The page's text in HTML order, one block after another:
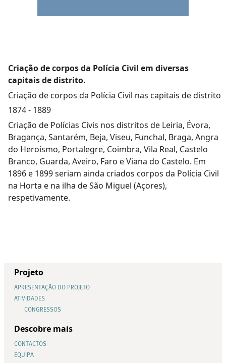
Criação de corpos da Polícia Civil em diversas
capitais de distrito.
Criação de corpos da Polícia Civil nas capitais de distrito
1874- 1889
Criação de Polícias Civis nos distritos de Leiria, Évora,
Bragança, Santarém, Beja, Viseu, Funchal, Braga, Angra
do Heroísmo, Portalegre, Coimbra, Vila Real, Castelo
Branco, Guarda, Aveiro, Faro e Viana do Castelo. Em
1896 e 1899 seriam ainda criados corpos da Polícia Civil
na Horta e na ilha de São Miguel (Açores),
respetivamente.
Projeto
APRESENTAÇÃO DO PROJETO
ATIVIDADES
CONGRESSOS
Descobre mais
CONTACTOS
EQUIPA